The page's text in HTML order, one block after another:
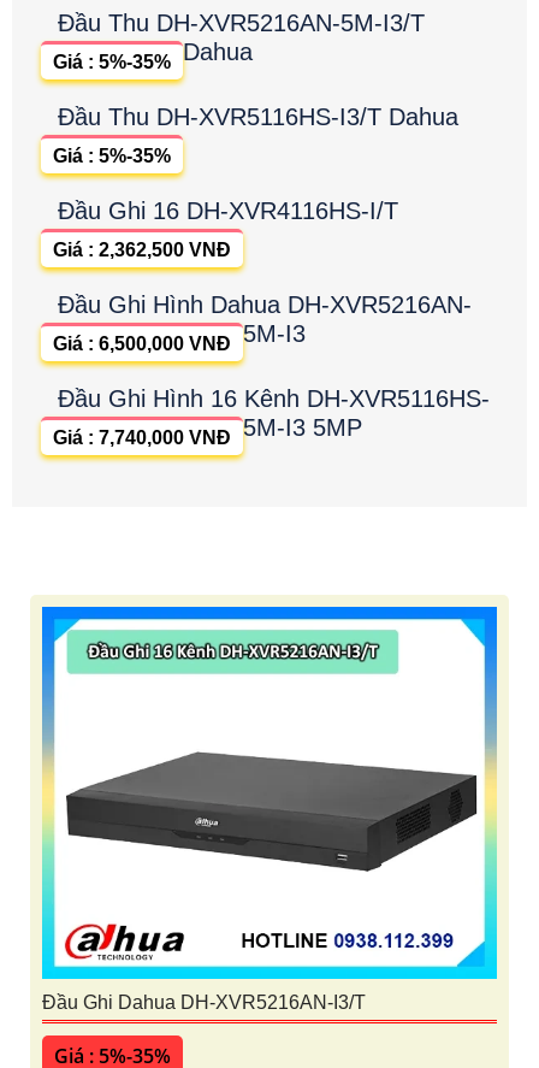
Đầu Thu DH-XVR5216AN-5M-I3/T
Dahua
Giá : 5%-35%
Đầu Thu DH-XVR5116HS-I3/T Dahua
Giá : 5%-35%
Đầu Ghi 16 DH-XVR4116HS-I/T
Giá : 2,362,500 VNĐ
Đầu Ghi Hình Dahua DH-XVR5216AN-
5M-I3
Giá : 6,500,000 VNĐ
Đầu Ghi Hình 16 Kênh DH-XVR5116HS-
5M-I3 5MP
Giá : 7,740,000 VNĐ
Đầu Ghi Dahua DH-XVR5216AN-I3/T
Giá : 5%-35%